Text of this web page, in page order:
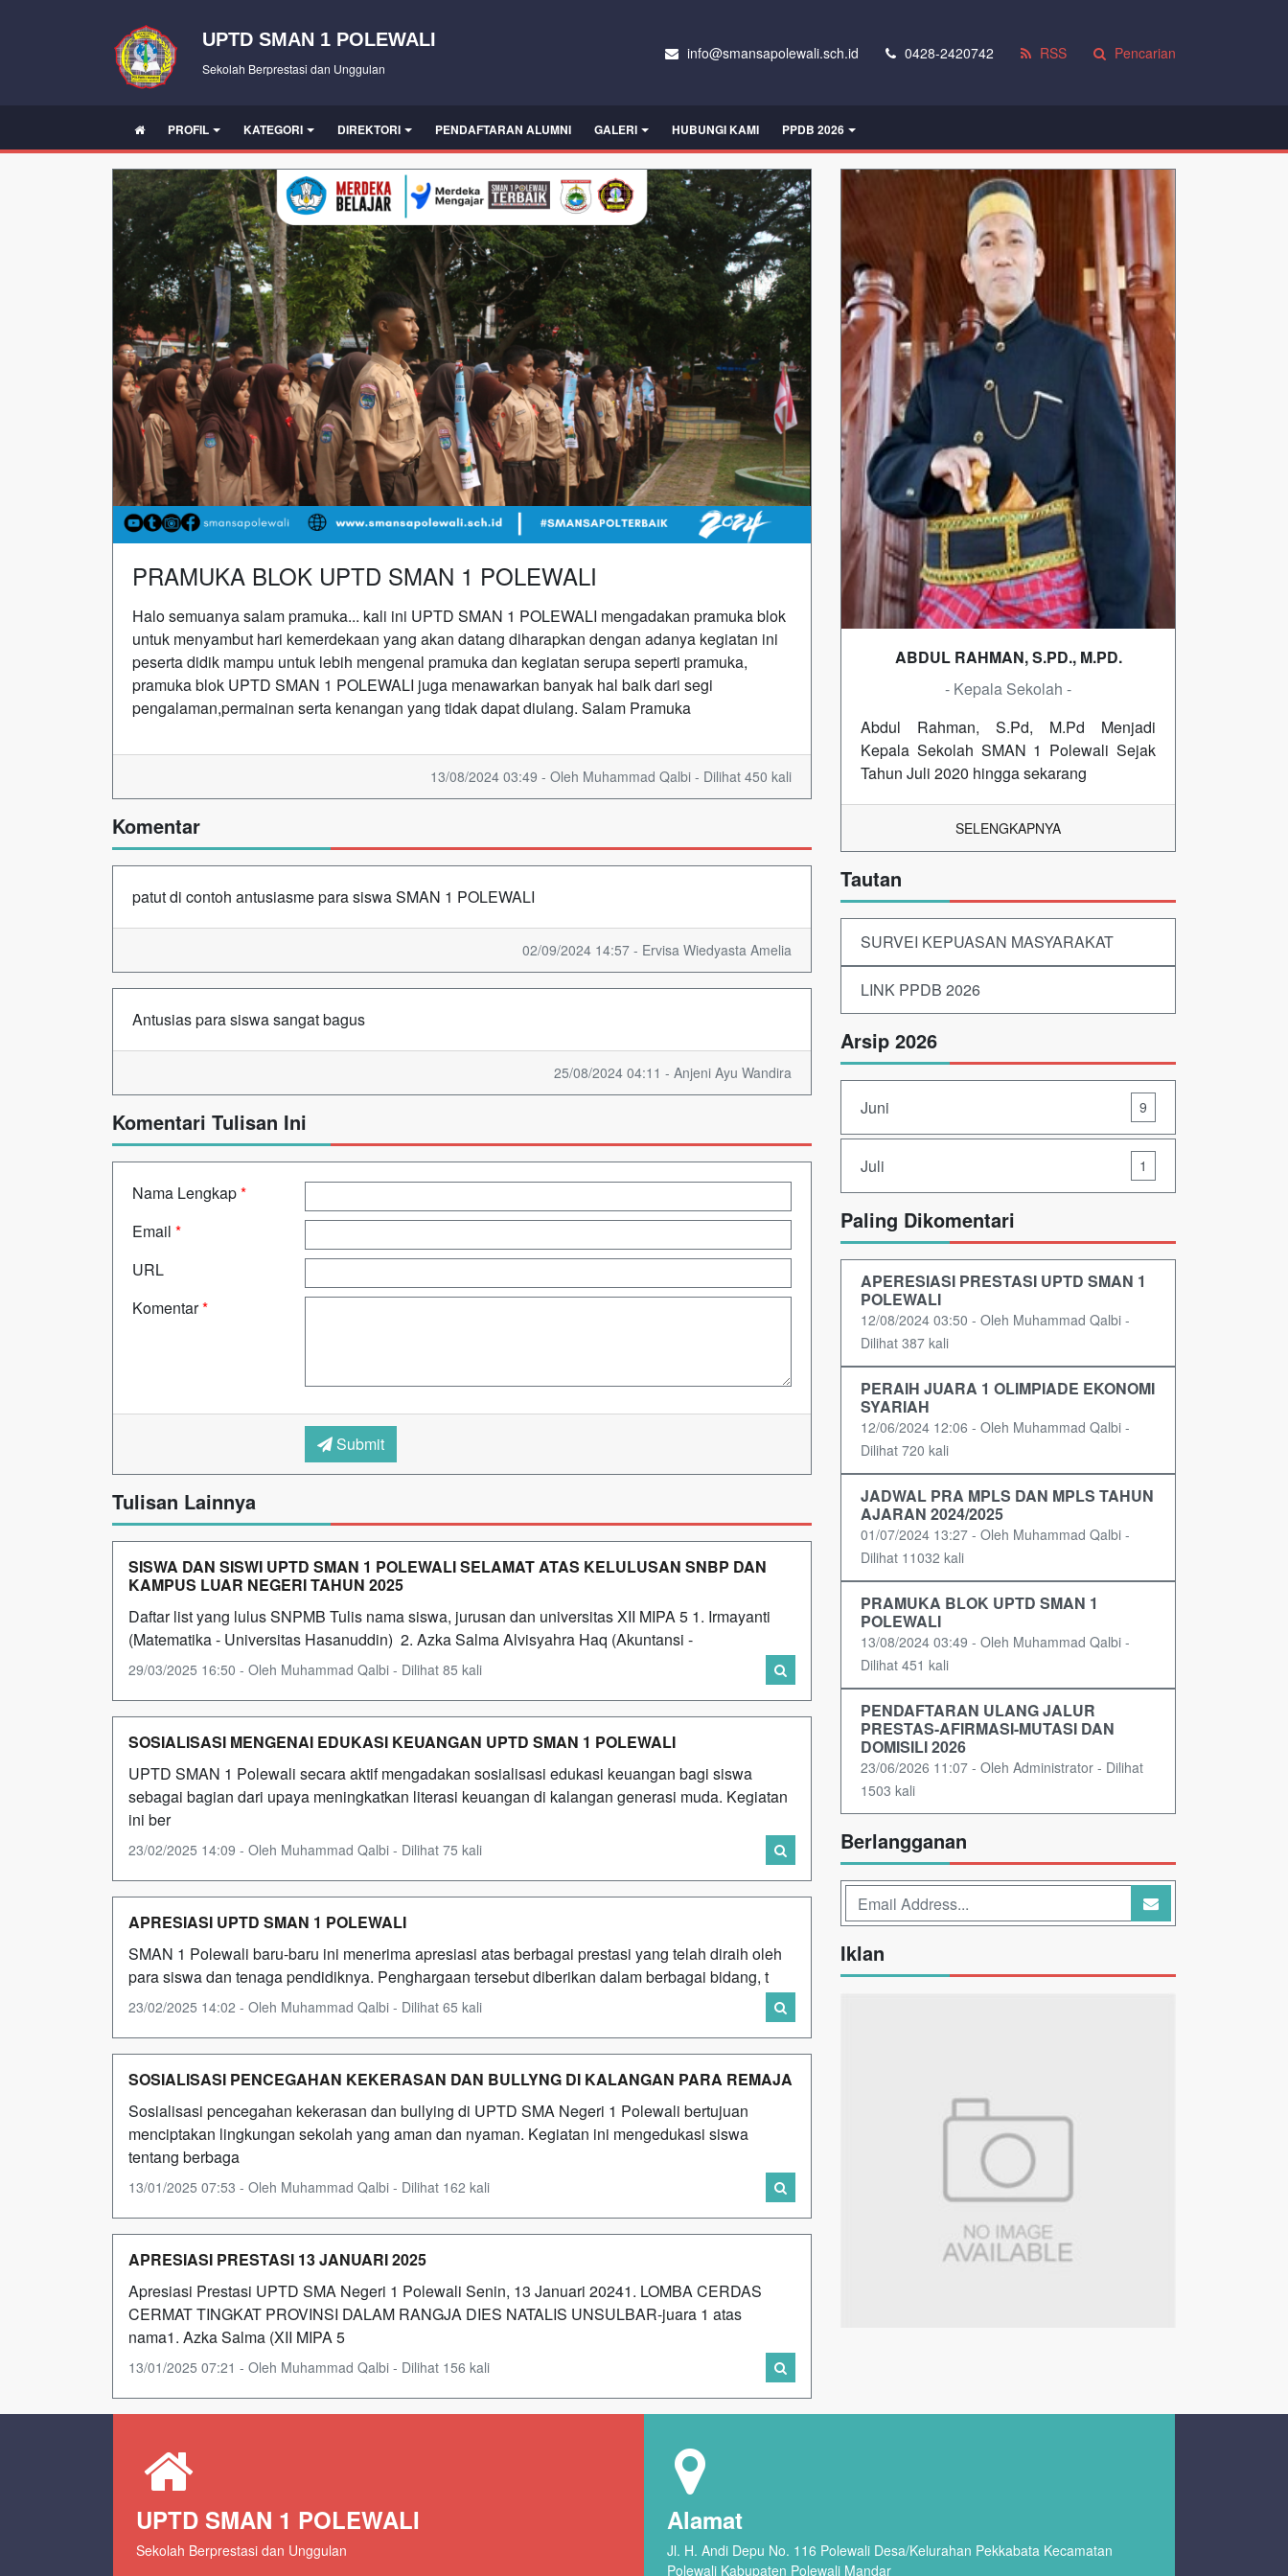
UPTD SMAN 1 POLEWALI
Sekolah Berprestasi dan Unggulan
info@smansapolewali.sch.id 0428-2420742 RSS Pencarian
PROFIL KATEGORI DIREKTORI PENDAFTARAN ALUMNI GALERI HUBUNGI KAMI PPDB 2026
PRAMUKA BLOK UPTD SMAN 1 POLEWALI
Halo semuanya salam pramuka... kali ini UPTD SMAN 1 POLEWALI mengadakan pramuka blok
untuk menyambut hari kemerdekaan yang akan datang diharapkan dengan adanya kegiatan ini
peserta didik mampu untuk lebih mengenal pramuka dan kegiatan serupa seperti pramuka,
pramuka blok UPTD SMAN 1 POLEWALI juga menawarkan banyak hal baik dari segi
pengalaman,permainan serta kenangan yang tidak dapat diulang. Salam Pramuka
13/08/2024 03:49 - Oleh Muhammad Qalbi - Dilihat 450 kali
Komentar
patut di contoh antusiasme para siswa SMAN 1 POLEWALI
02/09/2024 14:57 - Ervisa Wiedyasta Amelia
Antusias para siswa sangat bagus
25/08/2024 04:11 - Anjeni Ayu Wandira
Komentari Tulisan Ini
Nama Lengkap*
Email *
URL
Komentar*
Submit
Tulisan Lainnya
SISWA DAN SISWI UPTD SMAN 1 POLEWALI SELAMAT ATAS KELULUSAN SNBP DAN
KAMPUS LUAR NEGERI TAHUN 2025
Daftar list yang lulus SNPMB Tulis nama siswa, jurusan dan universitas XII MIPA 5 1. Irmayanti
(Matematika - Universitas Hasanuddin) 2. Azka Salma Alvisyahra Haq (Akuntansi -
29/03/2025 16:50 - Oleh Muhammad Qalbi - Dilihat 85 kali
SOSIALISASI MENGENAI EDUKASI KEUANGAN UPTD SMAN 1 POLEWALI
UPTD SMAN 1 Polewali secara aktif mengadakan sosialisasi edukasi keuangan bagi siswa
sebagai bagian dari upaya meningkatkan literasi keuangan di kalangan generasi muda. Kegiatan
ini ber
23/02/2025 14:09 - Oleh Muhammad Qalbi - Dilihat 75 kali
APRESIASI UPTD SMAN 1 POLEWALI
SMAN 1 Polewali baru-baru ini menerima apresiasi atas berbagai prestasi yang telah diraih oleh
para siswa dan tenaga pendidiknya. Penghargaan tersebut diberikan dalam berbagai bidang, t
23/02/2025 14:02 - Oleh Muhammad Qalbi - Dilihat 65 kali
SOSIALISASI PENCEGAHAN KEKERASAN DAN BULLYNG DI KALANGAN PARA REMAJA
Sosialisasi pencegahan kekerasan dan bullying di UPTD SMA Negeri 1 Polewali bertujuan
menciptakan lingkungan sekolah yang aman dan nyaman. Kegiatan ini mengedukasi siswa
tentang berbaga
13/01/2025 07:53 - Oleh Muhammad Qalbi - Dilihat 162 kali
APRESIASI PRESTASI 13 JANUARI 2025
Apresiasi Prestasi UPTD SMA Negeri 1 Polewali Senin, 13 Januari 20241. LOMBA CERDAS
CERMAT TINGKAT PROVINSI DALAM RANGJA DIES NATALIS UNSULBAR-juara 1 atas
nama1. Azka Salma (XII MIPA 5
13/01/2025 07:21 - Oleh Muhammad Qalbi - Dilihat 156 kali
ABDUL RAHMAN, S.PD., M.PD.
- Kepala Sekolah -
Abdul Rahman, S.Pd, M.Pd Menjadi
Kepala Sekolah SMAN 1 Polewali Sejak
Tahun Juli 2020 hingga sekarang
SELENGKAPNYA
Tautan
SURVEI KEPUASAN MASYARAKAT
LINK PPDB 2026
Arsip 2026
Juni 9
Juli 1
Paling Dikomentari
APERESIASI PRESTASI UPTD SMAN 1
POLEWALI
12/08/2024 03:50 - Oleh Muhammad Qalbi -
Dilihat 387 kali
PERAIH JUARA 1 OLIMPIADE EKONOMI
SYARIAH
12/06/2024 12:06 - Oleh Muhammad Qalbi -
Dilihat 720 kali
JADWAL PRA MPLS DAN MPLS TAHUN
AJARAN 2024/2025
01/07/2024 13:27 - Oleh Muhammad Qalbi -
Dilihat 11032 kali
PRAMUKA BLOK UPTD SMAN 1
POLEWALI
13/08/2024 03:49 - Oleh Muhammad Qalbi -
Dilihat 451 kali
PENDAFTARAN ULANG JALUR
PRESTAS-AFIRMASI-MUTASI DAN
DOMISILI 2026
23/06/2026 11:07 - Oleh Administrator - Dilihat
1503 kali
Berlangganan
Iklan
UPTD SMAN 1 POLEWALI
Sekolah Berprestasi dan Unggulan
Alamat
Jl. H. Andi Depu No. 116 Polewali Desa/Kelurahan Pekkabata Kecamatan
Polewali Kabupaten Polewali Mandar